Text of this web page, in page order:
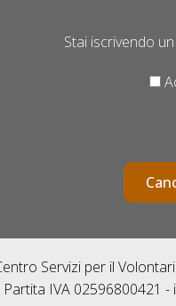
Stai iscrivendo
Servizi per il
Partita IVA 02596800421